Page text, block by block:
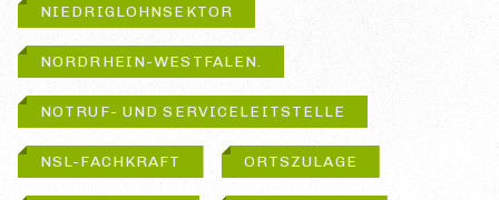
NIEDRIGLOHNSEKTOR
NORDRHEIN-WESTFALEN.
NOTRUF- UND SERVICELEITSTELLE
NSL-FACHKRAFT ORTSZULAGE